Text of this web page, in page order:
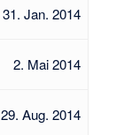
31. Jan. 2014
2. Mai 2014
29. Aug. 2014